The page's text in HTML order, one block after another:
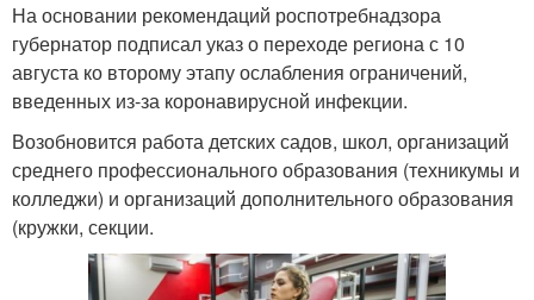
На основании рекомендаций роспотребнадзора
губернатор подписал указ о переходе региона с 10
августа ко второму этапу ослабления ограничений,
введенных из-за коронавирусной инфекции.
Возобновится работа детских садов, школ, организаций
среднего профессионального образования (техникумы и
колледжи) и организаций дополнительного образования
(кружки, секции.